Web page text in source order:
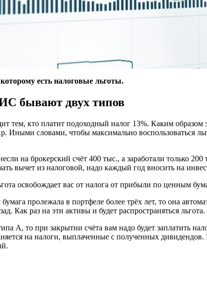
есть налоговые льготы.
бывают двух типов
тем, кто платит подоходный налог 13%. Каким образом
Иными словами, чтобы максимально воспользоваться
на брокерский счёт 400 тыс., а заработали только
вычет из налоговой, надо каждый год вносить на
освобождает вас от налога от прибыли по ценным
пролежала в портфеле более трёх лет, то она
Как раз на эти активы и будет распространяться льгота.
А, то при закрытии счёта вам надо будет заплатить
на налоги, выплаченные с полученных